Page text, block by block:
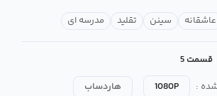
عاشقانه سینن تقلید مدرسه ای
قسمت 5
:
1080P هاردساب